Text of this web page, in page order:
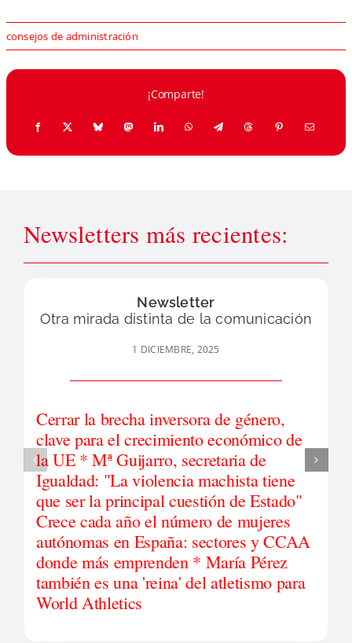
consejos de administración
¡Comparte!
Newsletters más recientes:
Newsletter
Otra mirada distinta de la comunicación
1 DICIEMBRE, 2025
Cerrar la brecha inversora de género,
clave para el crecimiento económico de
la UE * Mª Guijarro, secretaria de
Igualdad: "La violencia machista tiene
que ser la principal cuestión de Estado"
Crece cada año el número de mujeres
autónomas en España: sectores y CCAA
donde más emprenden * María Pérez
también es una 'reina' del atletismo para
World Athletics